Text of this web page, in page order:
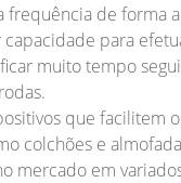
frequência de forma
capacidade para
muito tempo
que facilitem
colchões e
mercado em